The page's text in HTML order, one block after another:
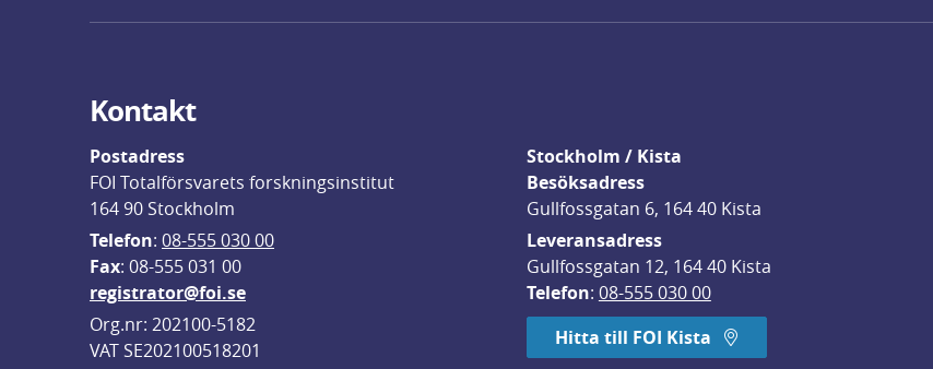
Kontakt
Postadress
FOI Totalförsvarets forskningsinstitut
164 90 Stockholm
Telefon: 08-555 030 00
Fax: 08-555 031 00
registrator@foi.se
Org.nr: 202100-5182
VAT SE202100518201
Stockholm / Kista
Besöksadress
Gullfossgatan 6, 164 40 Kista
Leveransadress
Gullfossgatan 12, 164 40 Kista
Telefon: 08-555 030 00
Hitta till FOI Kista